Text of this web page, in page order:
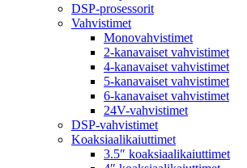
DSP-prosessorit
Vahvistimet
Monovahvistimet
2-kanavaiset vahvistimet
4-kanavaiset vahvistimet
5-kanavaiset vahvistimet
6-kanavaiset vahvistimet
24V-vahvistimet
DSP-vahvistimet
Koaksiaalikaiuttimet
3.5″ koaksiaalikaiuttimet